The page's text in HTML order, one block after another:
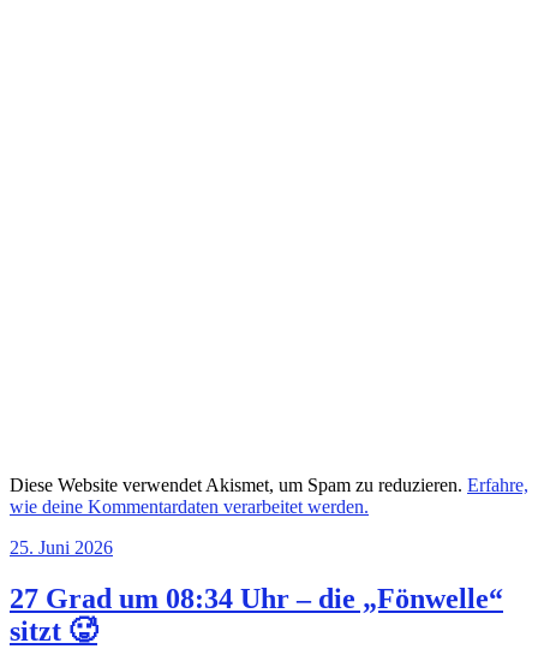
Diese Website verwendet Akismet, um Spam zu reduzieren. Erfahre,
wie deine Kommentardaten verarbeitet werden.
25. Juni 2026
27 Grad um 08:34 Uhr – die „Fönwelle“
sitzt 🥵